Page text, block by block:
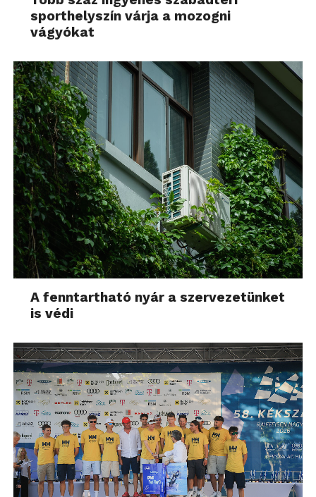
sporthelyszín várja a mozogni
vágyókat
A fenntartható nyár a szervezetünket
is védi